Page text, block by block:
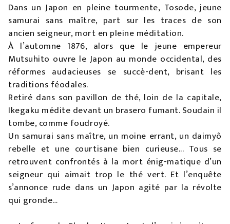
Dans un Japon en pleine tourmente, Tosode, jeune
samurai sans maître, part sur les traces de son
ancien seigneur, mort en pleine méditation.
À l’automne 1876, alors que le jeune empereur
Mutsuhito ouvre le Japon au monde occidental, des
réformes audacieuses se succè-dent, brisant les
traditions féodales.
Retiré dans son pavillon de thé, loin de la capitale,
Ikegaku médite devant un brasero fumant. Soudain il
tombe, comme foudroyé.
Un samurai sans maître, un moine errant, un daimyô
rebelle et une courtisane bien curieuse... Tous se
retrouvent confrontés à la mort énig-matique d’un
seigneur qui aimait trop le thé vert. Et l’enquête
s’annonce rude dans un Japon agité par la révolte
qui gronde…